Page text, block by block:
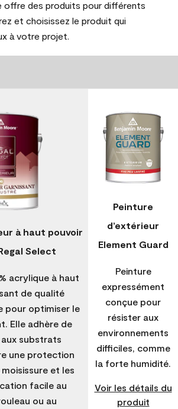
offre des produits pour différents
et choisissez le produit qui
à votre projet.
à haut pouvoir
Select
acrylique à haut
de qualité
pour optimiser le
Elle adhère de
substrats
une protection
et les
facile au
ou au
Peinture
d’extérieur
Element Guard
Peinture
expressément
conçue pour
résister aux
environnements
difficiles, comme
la forte humidité.
Voir les détails du
produit